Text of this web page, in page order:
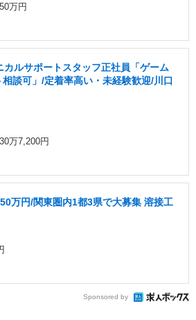
万円
カルサポートスタッフ正社員「ゲーム
談可」/定着率高い・未経験歓迎/川口
万7,200円
万円/関東圏内1都3県で大募集 溶接工
Sponsored by